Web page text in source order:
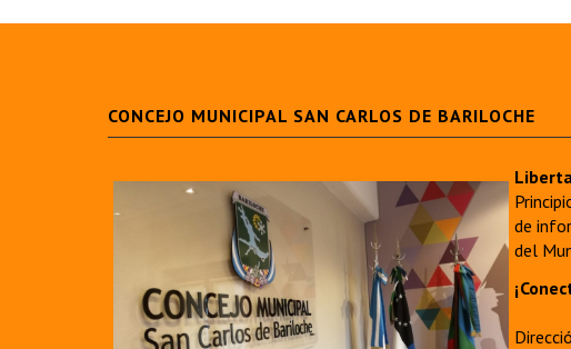
CONCEJO MUNICIPAL SAN CARLOS DE BARILOCHE
de
del